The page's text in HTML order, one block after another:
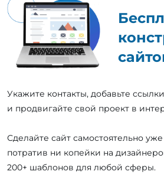
Укажите контакты, добавьте
и продвигайте свой проект в
Сделайте сайт самостоятельно
потратив ни копейки на
200+ шаблонов для любой сферы.